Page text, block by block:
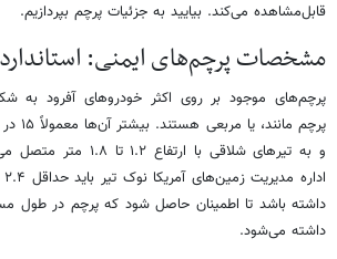
قابل‌مشاهده می‌کند. بیایید به جزئیات پرچم بپردازیم.
مشخصات پرچم‌های ایمنی:
پرچم‌های موجود بر روی اکثر خودروهای آفرود به
و به تیرهای شلاقی با
داشته باشد تا اطمینان حاصل شود که پرچم در طول
داشته می‌شود.